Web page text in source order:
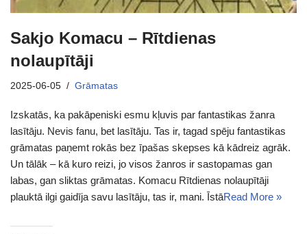
Sakjo Komacu – Rītdienas
nolaupītāji
2025-06-05 Grāmatas
Izskatās, ka pakāpeniski esmu kļuvis par fantastikas žanra
lasītāju. Nevis fanu, bet lasītāju. Tas ir, tagad spēju fantastikas
grāmatas paņemt rokās bez īpašas skepses kā kādreiz agrāk.
Un tālāk – kā kuro reizi, jo visos žanros ir sastopamas gan
labas, gan sliktas grāmatas. Komacu Rītdienas nolaupītāji
plauktā ilgi gaidīja savu lasītāju, tas ir, mani. ĪstāRead More »